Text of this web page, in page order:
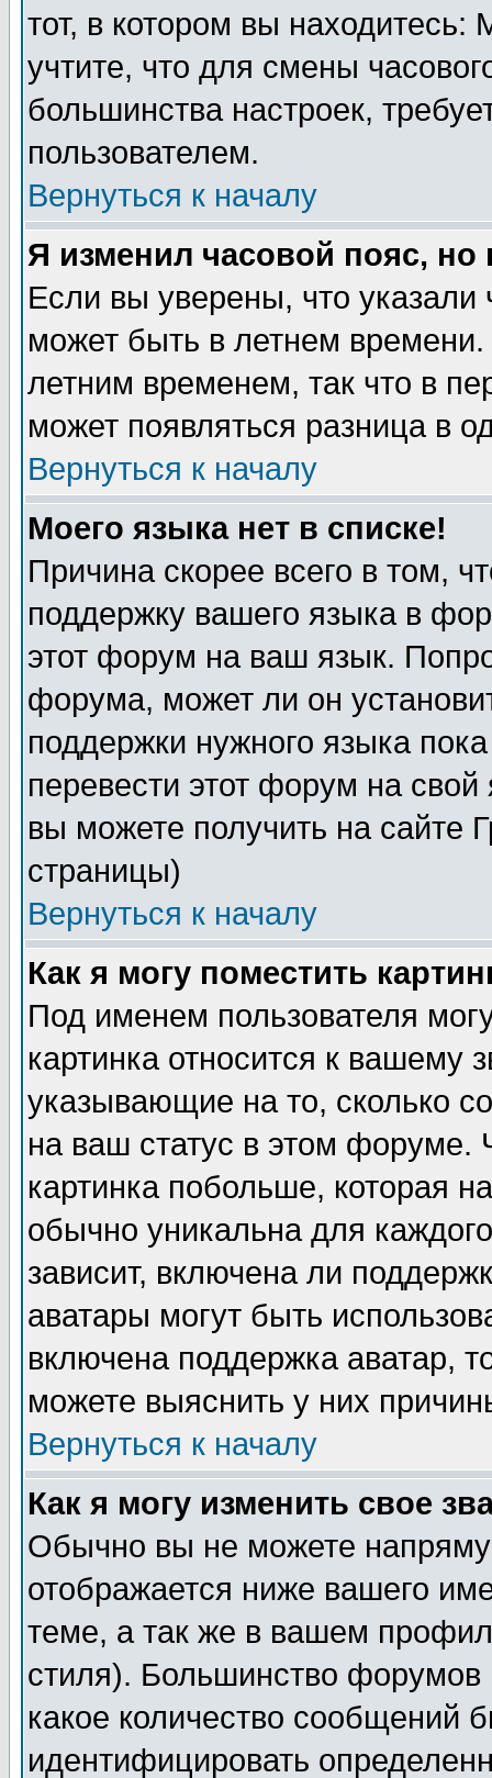
тот, в котором вы
учтите, что для смены
большинства настроек,
пользователем.
Вернуться к началу
Я изменил часовой пояс,
Если вы уверены, что указали
может быть в летнем
летним временем, так что в
может появляться разница в
Вернуться к началу
Моего языка нет в списке!
Причина скорее всего в том,
поддержку вашего языка в
этот форум на ваш язык.
форума, может ли он
поддержки нужного языка
перевести этот форум на
вы можете получить на сайте
страницы)
Вернуться к началу
Как я могу поместить
Под именем пользователя
картинка относится к вашему
указывающие на то, сколько
на ваш статус в этом форуме.
картинка побольше, которая
обычно уникальна для
зависит, включена ли
аватары могут быть
включена поддержка аватар,
можете выяснить у них
Вернуться к началу
Как я могу изменить свое
Обычно вы не можете
отображается ниже вашего
теме, а так же в вашем
стиля). Большинство форумов
какое количество сообщений
идентифицировать